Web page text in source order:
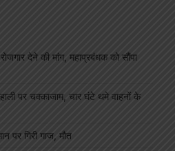
देने की मांग, महाप्रबंधक को सौंपा
पर चक्काजाम, चार घंटे थमे वाहनों के
पर गिरी गाज, मौत